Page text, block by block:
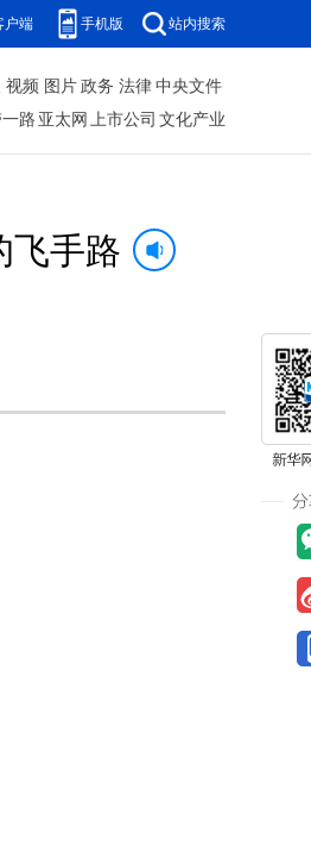
户端 手机版 站内搜索
视频 图片 政务 法律 中央文件
路 亚太网 上市公司 文化产业
飞手路